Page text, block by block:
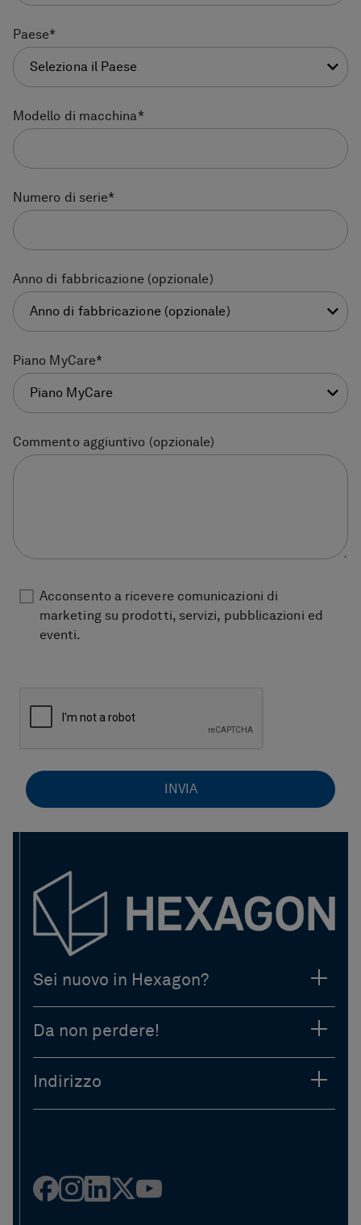
Paese*
Seleziona il Paese
Modello di macchina*
Numero di serie*
Anno di fabbricazione (opzionale)
Anno di fabbricazione (opzionale)
Piano MyCare*
Piano MyCare
Commento aggiuntivo (opzionale)
Acconsento a ricevere comunicazioni di
marketing su prodotti, servizi, pubblicazioni ed
eventi.
INVIA
Sei nuovo in Hexagon?
Da non perdere!
Indirizzo
Facebook
Instagram
LinkedIn
Twitter
YouTube